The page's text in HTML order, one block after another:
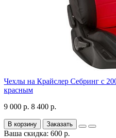
Чехлы на Крайслер Себринг с
красным
9 000 р. 8 400 р.
В корзину Заказать
Ваша скидка: 600 р.